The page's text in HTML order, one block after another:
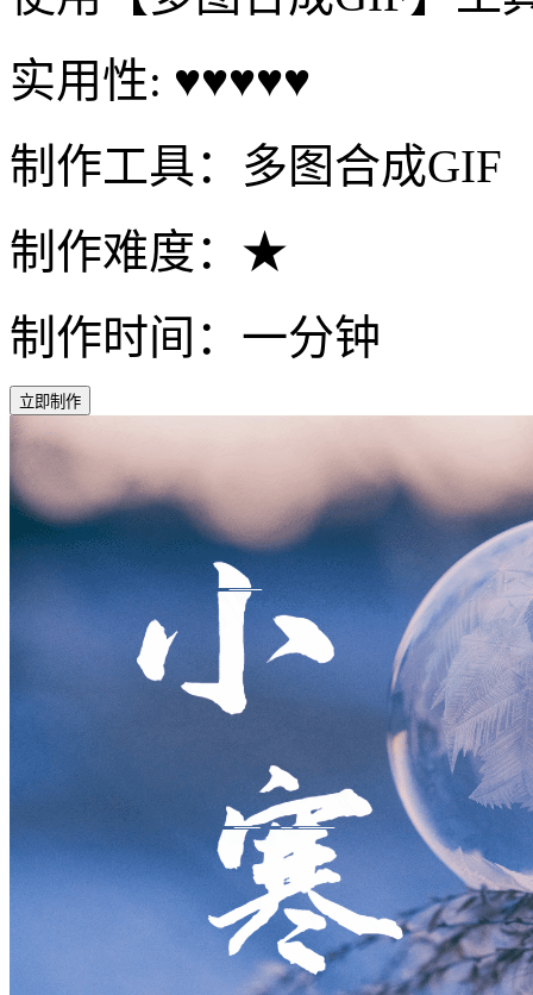
实用性: ♥♥♥♥♥
制作工具：多图合成GIF
制作难度：★
制作时间：一分钟
立即制作